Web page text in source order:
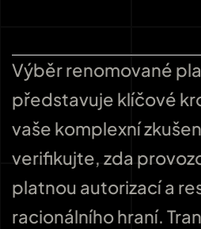
Výběr renomované
představuje klíčové
vaše komplexní
verifikujte, zda
platnou autorizací a
racionálního hraní.